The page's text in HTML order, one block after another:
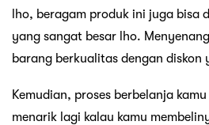
lho, beragam produk ini juga bisa
yang sangat besar lho.
barang berkualitas dengan diskon
Kemudian, proses berbelanja
menarik lagi kalau kamu